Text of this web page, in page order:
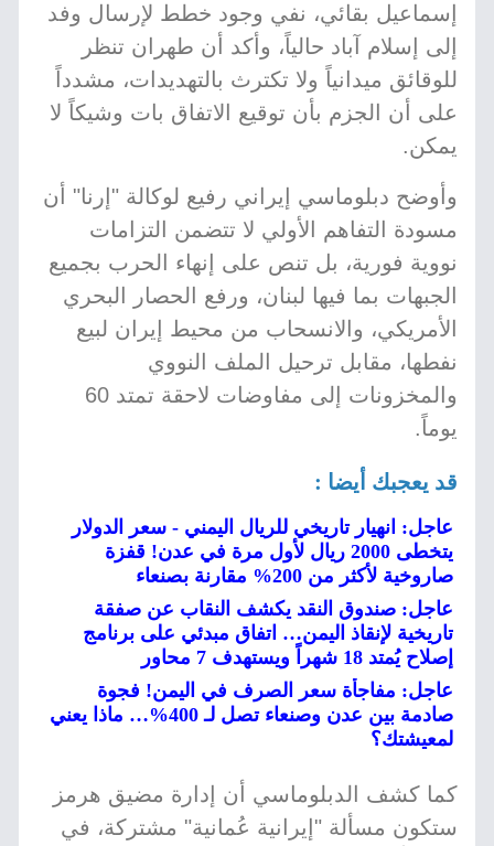
إسماعيل بقائي، نفي وجود خطط لإرسال وفد
إلى إسلام آباد حالياً، وأكد أن طهران تنظر
للوقائق ميدانياً ولا تكترث بالتهديدات، مشدداً
على أن الجزم بأن توقيع الاتفاق بات وشيكاً لا
يمكن.
وأوضح دبلوماسي إيراني رفيع لوكالة "إرنا" أن
مسودة التفاهم الأولي لا تتضمن التزامات
نووية فورية، بل تنص على إنهاء الحرب بجميع
الجبهات بما فيها لبنان، ورفع الحصار البحري
الأمريكي، والانسحاب من محيط إيران لبيع
نفطها، مقابل ترحيل الملف النووي
والمخزونات إلى مفاوضات لاحقة تمتد 60
يوماً.
قد يعجبك أيضا :
عاجل: انهيار تاريخي للريال اليمني - سعر الدولار
يتخطى 2000 ريال لأول مرة في عدن! قفزة
صاروخية لأكثر من 200% مقارنة بصنعاء
عاجل: صندوق النقد يكشف النقاب عن صفقة
تاريخية لإنقاذ اليمن… اتفاق مبدئي على برنامج
إصلاح يُمتد 18 شهراً ويستهدف 7 محاور
عاجل: مفاجأة سعر الصرف في اليمن! فجوة
صادمة بين عدن وصنعاء تصل لـ 400%… ماذا يعني
لمعيشتك؟
كما كشف الدبلوماسي أن إدارة مضيق هرمز
ستكون مسألة "إيرانية عُمانية" مشتركة، في